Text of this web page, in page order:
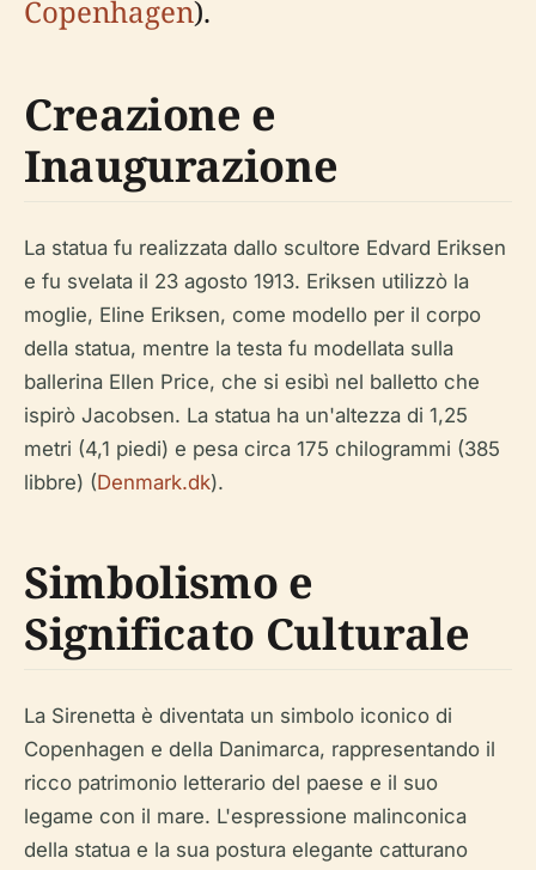
Copenhagen).
Creazione e
Inaugurazione
La statua fu realizzata dallo scultore Edvard Eriksen
e fu svelata il 23 agosto 1913. Eriksen utilizzò la
moglie, Eline Eriksen, come modello per il corpo
della statua, mentre la testa fu modellata sulla
ballerina Ellen Price, che si esibì nel balletto che
ispirò Jacobsen. La statua ha un'altezza di 1,25
metri (4,1 piedi) e pesa circa 175 chilogrammi (385
libbre) (Denmark.dk).
Simbolismo e
Significato Culturale
La Sirenetta è diventata un simbolo iconico di
Copenhagen e della Danimarca, rappresentando il
ricco patrimonio letterario del paese e il suo
legame con il mare. L'espressione malinconica
della statua e la sua postura elegante catturano